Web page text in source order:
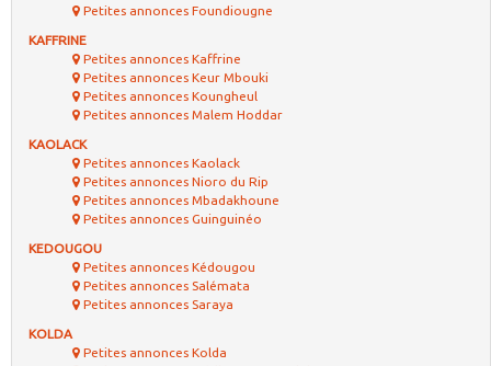
Petites annonces Foundiougne
KAFFRINE
Petites annonces Kaffrine
Petites annonces Keur Mbouki
Petites annonces Koungheul
Petites annonces Malem Hoddar
KAOLACK
Petites annonces Kaolack
Petites annonces Nioro du Rip
Petites annonces Mbadakhoune
Petites annonces Guinguinéo
KEDOUGOU
Petites annonces Kédougou
Petites annonces Salémata
Petites annonces Saraya
KOLDA
Petites annonces Kolda